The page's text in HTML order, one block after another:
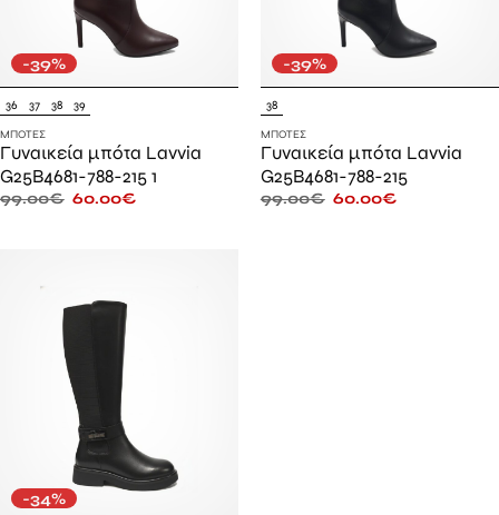
-39%
36 37 38 39
ΜΠΌΤΕΣ
Γυναικεία μπότα Lavvia
G25B4681-788-215 1
99.00€ 60.00€
-39%
38
ΜΠΌΤΕΣ
Γυναικεία μπότα Lavvia
G25B4681-788-215
99.00€ 60.00€
-34%